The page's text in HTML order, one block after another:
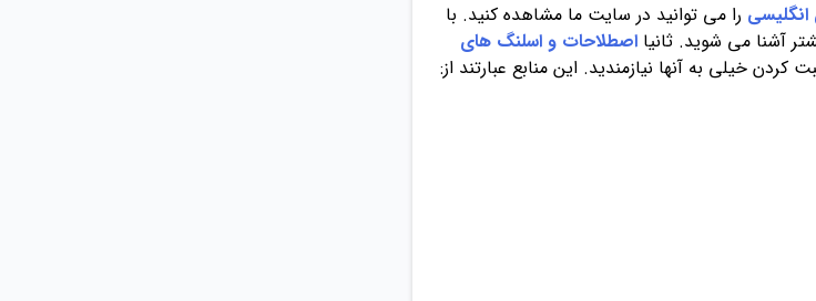
انگلیسی را می توانید در سایت ما مشاهده کنید. با
آشنا می شوید. ثانیا اصطلاحات و اسلنگ های
خیلی به آنها نیازمندید. این منابع عبارتند از: